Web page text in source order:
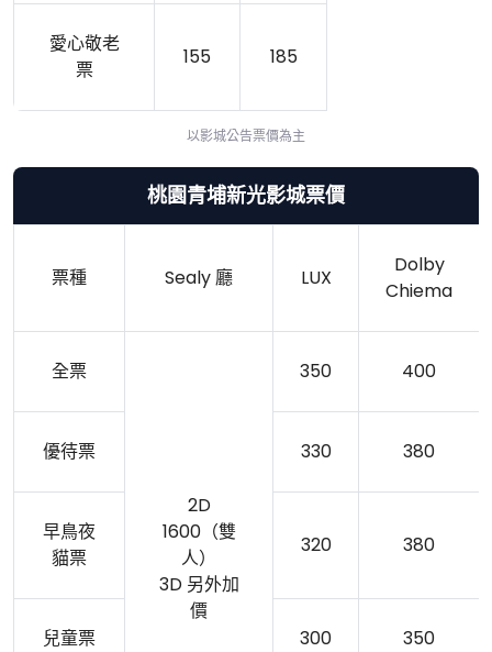
愛心敬老
票
155 185
以影城公告票價為主
桃園青埔新光影城票價
票種 Sealy 廳 LUX
Dolby
Chiema
全票
2D
1600（雙
人）
3D 另外加
價
350 400
優待票 330 380
早鳥夜
貓票
320 380
兒童票 300 350